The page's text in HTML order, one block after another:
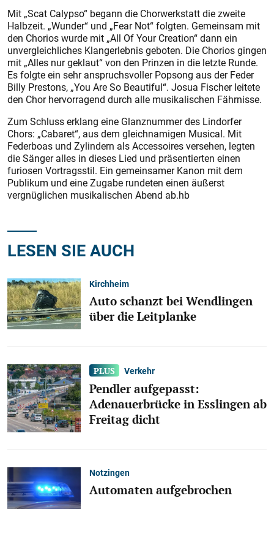
Mit „Scat Calypso“ begann die Chorwerkstatt die zweite
Halbzeit. „Wunder“ und „Fear Not“ folgten. Gemeinsam mit
den Chorios wurde mit „All Of Your Creation“ dann ein
unvergleichliches Klangerlebnis geboten. Die Chorios gingen
mit „Alles nur geklaut“ von den Prinzen in die letzte Runde.
Es folgte ein sehr anspruchsvoller Popsong aus der Feder
Billy Prestons, „You Are So Beautiful“. Josua Fischer leitete
den Chor hervorragend durch alle musikalischen Fährnisse.
Zum Schluss erklang eine Glanznummer des Lindorfer
Chors: „Cabaret“, aus dem gleichnamigen Musical. Mit
Federboas und Zylindern als Accessoires versehen, legten
die Sänger alles in dieses Lied und präsentierten einen
furiosen Vortragsstil. Ein gemeinsamer Kanon mit dem
Publikum und eine Zugabe rundeten einen äußerst
vergnüglichen musikalischen Abend ab.hb
LESEN SIE AUCH
Kirchheim
Auto schanzt bei Wendlingen
über die Leitplanke
Verkehr
Pendler aufgepasst:
Adenauerbrücke in Esslingen ab
Freitag dicht
Notzingen
Automaten aufgebrochen